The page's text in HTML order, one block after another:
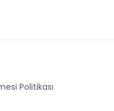
Politikası